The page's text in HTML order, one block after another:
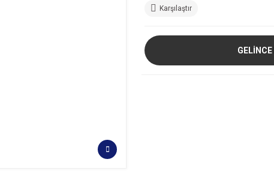
Karşılaştır
GELİNCE